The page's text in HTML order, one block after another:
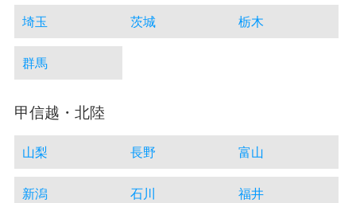
埼玉 茨城 栃木
群馬
甲信越・北陸
山梨 長野 富山
新潟 石川 福井